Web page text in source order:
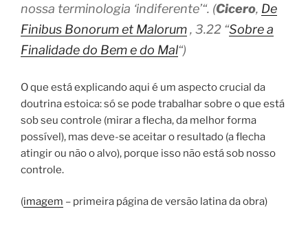
nossa terminologia ‘indiferente’“. (Cicero, De
Finibus Bonorum et Malorum, 3.22 “Sobre a
Finalidade do Bem e do Mal“)
O que está explicando aqui é um aspecto crucial da
doutrina estoica: só se pode trabalhar sobre o que está
sob seu controle (mirar a flecha, da melhor forma
possível), mas deve-se aceitar o resultado (a flecha
atingir ou não o alvo), porque isso não está sob nosso
controle.
(imagem – primeira página de versão latina da obra)